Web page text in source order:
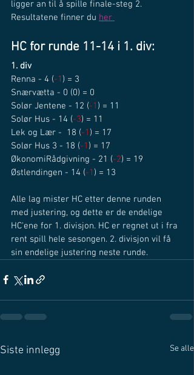
ligger an til å spille finale-steg 2.
Resultatene finner du her
HC for runde 11-14 i 1. div:
1. div
Renna - 4 (-1 ) = 3
Snærvætta - 0 (0) = 0
Solør Jentene - 12 (-1 ) = 11
Solør Hus - 14 (-3) = 11
Lek og Lær -  18 (-1 ) = 17
Solør Hus 3 - 18 (-1 ) = 17
ØkonomiRådgivning - 21 (-2) = 19
Østlendingen - 14 (-1 ) = 13
Alle lag mister HC etter denne runden
med justering, og dette er de endelige
HC'ene for 1. divisjon. HC er regnet ut i fra
rent spill hele sesongen. 2. divisjon vil få
sin endelige justering neste runde.
Siste innlegg Se alle